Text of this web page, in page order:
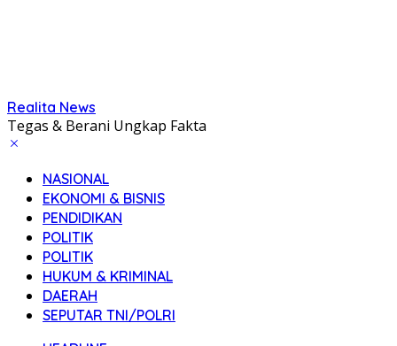
Realita News
Tegas & Berani Ungkap Fakta
NASIONAL
EKONOMI & BISNIS
PENDIDIKAN
POLITIK
POLITIK
HUKUM & KRIMINAL
DAERAH
SEPUTAR TNI/POLRI